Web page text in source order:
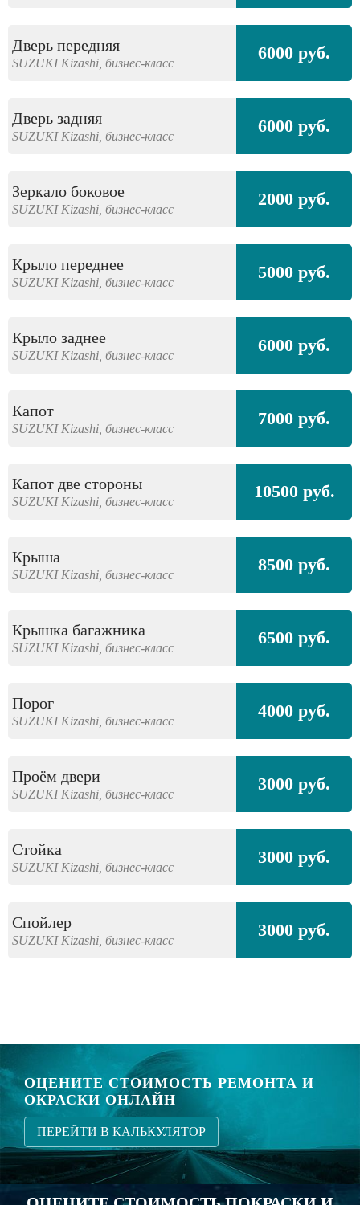
Дверь передняя
SUZUKI Kizashi, бизнес-класс 6000 руб.
Дверь задняя
SUZUKI Kizashi, бизнес-класс 6000 руб.
Зеркало боковое
SUZUKI Kizashi, бизнес-класс 2000 руб.
Крыло переднее
SUZUKI Kizashi, бизнес-класс 5000 руб.
Крыло заднее
SUZUKI Kizashi, бизнес-класс 6000 руб.
Капот
SUZUKI Kizashi, бизнес-класс 7000 руб.
Капот две стороны
SUZUKI Kizashi, бизнес-класс 10500 руб.
Крыша
SUZUKI Kizashi, бизнес-класс 8500 руб.
Крышка багажника
SUZUKI Kizashi, бизнес-класс 6500 руб.
Порог
SUZUKI Kizashi, бизнес-класс 4000 руб.
Проём двери
SUZUKI Kizashi, бизнес-класс 3000 руб.
Стойка
SUZUKI Kizashi, бизнес-класс 3000 руб.
Спойлер
SUZUKI Kizashi, бизнес-класс 3000 руб.
ОЦЕНИТЕ СТОИМОСТЬ РЕМОНТА И
ОКРАСКИ ОНЛАЙН
ПЕРЕЙТИ В КАЛЬКУЛЯТОР